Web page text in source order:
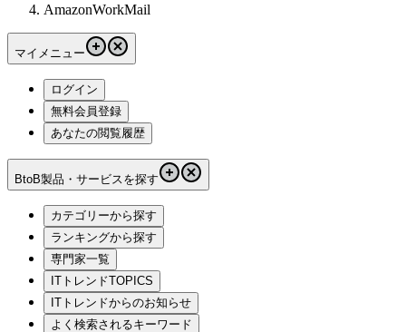
AmazonWorkMail
マイメニュー
ログイン
無料会員登録
あなたの閲覧履歴
BtoB製品・サービスを探す
カテゴリーから探す
ランキングから探す
専門家一覧
ITトレンドTOPICS
ITトレンドからのお知らせ
よく検索されるキーワード